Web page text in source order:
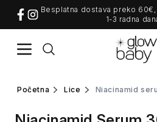
Besplatna dostava preko
1-3 radna
početna lice niacinamid